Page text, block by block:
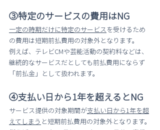
③特定のサービスの費用はNG
一定の時期だけに特定のサービス を受けるため
の費用は短期前払費用の対象外となります。
例えば、テレビCMや芸能活動の契約料などは、
継続的なサービスだとしても前払費用にならず
「前払金」として扱われます。
④支払い日から1年を超えるとNG
サービス提供の対象期間が支払い日から1年を超
えてしまう と短期前払費用の対象外となります。